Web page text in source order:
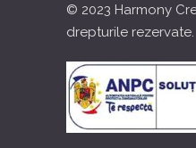
© 2023 Harmony
drepturile rezervate.